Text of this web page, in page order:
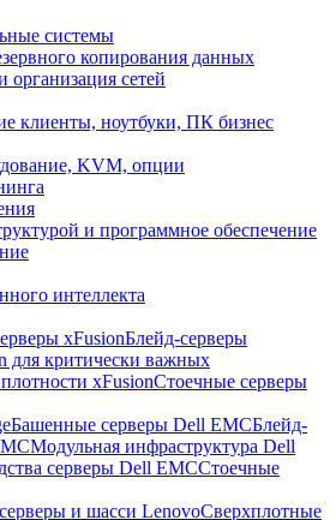
системы
копирования данных
организация сетей
клиенты, ноутбуки, ПК бизнес
KVM, опции
и программное обеспечение
интеллекта
xFusionБлейд-серверы
для критически важных
xFusionСтоечные серверы
Башенные серверы Dell EMCБлейд-
Модульная инфраструктура Dell
серверы Dell EMCСтоечные
и шасси LenovoСверхплотные